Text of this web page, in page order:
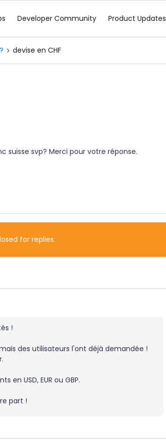
Developer Community Product Updates
devise en CHF
suisse svp? Merci pour votre réponse.
for replies.
!
des utilisateurs l'ont déjà demandée !
USD, EUR ou GBP.
part !